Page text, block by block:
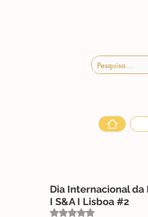
Dia Internacional
I S&A I Lisboa #2
Avaliado com NaN de